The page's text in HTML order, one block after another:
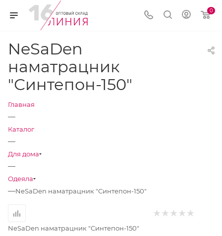
0
NeSaDen
наматрацник
"Синтепон-150"
Главная
—
Каталог
—
Для дома
—
Одеяла
—NeSaDen наматрацник "Синтепон-150"
NeSaDen наматрацник "Синтепон-150"